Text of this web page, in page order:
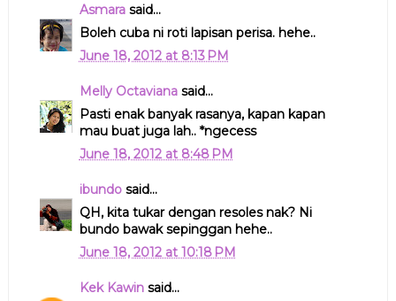
Asmarasaid...
Boleh cuba ni roti lapisan perisa. hehe..
June 18, 2012 at 8:13 PM
Melly Octavianasaid...
Pasti enak banyak rasanya, kapan kapan
mau buat juga lah.. *ngecess
June 18, 2012 at 8:48 PM
ibundosaid...
QH, kita tukar dengan resoles nak? Ni
bundo bawak sepinggan hehe..
June 18, 2012 at 10:18 PM
Kek Kawinsaid...